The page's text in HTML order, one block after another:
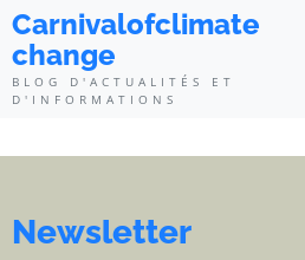
Carnivalofclimate
change
BLOG D'ACTUALITÉS ET
D'INFORMATIONS
Newsletter